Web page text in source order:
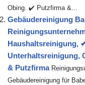
Obing. ✔️ Putzfirma &...
Gebäudereinigung
Haushaltsreinigung,
Unterhaltsreinigung,
& Putzfirma
Gebäudereinigung für